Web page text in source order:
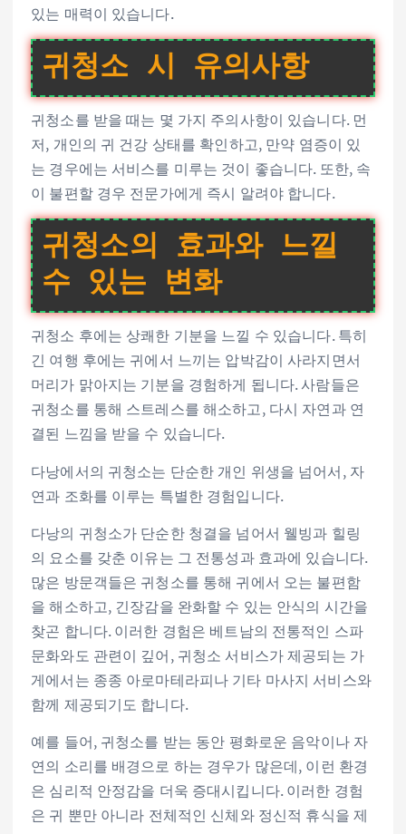
있는 매력이 있습니다.
귀청소 시 유의사항
귀청소를 받을 때는 몇 가지 주의사항이 있습니다. 먼
저, 개인의 귀 건강 상태를 확인하고, 만약 염증이 있
는 경우에는 서비스를 미루는 것이 좋습니다. 또한, 속
이 불편할 경우 전문가에게 즉시 알려야 합니다.
귀청소의 효과와 느낄
수 있는 변화
귀청소 후에는 상쾌한 기분을 느낄 수 있습니다. 특히
긴 여행 후에는 귀에서 느끼는 압박감이 사라지면서
머리가 맑아지는 기분을 경험하게 됩니다. 사람들은
귀청소를 통해 스트레스를 해소하고, 다시 자연과 연
결된 느낌을 받을 수 있습니다.
다낭에서의 귀청소는 단순한 개인 위생을 넘어서, 자
연과 조화를 이루는 특별한 경험입니다.
다낭의 귀청소가 단순한 청결을 넘어서 웰빙과 힐링
의 요소를 갖춘 이유는 그 전통성과 효과에 있습니다.
많은 방문객들은 귀청소를 통해 귀에서 오는 불편함
을 해소하고, 긴장감을 완화할 수 있는 안식의 시간을
찾곤 합니다. 이러한 경험은 베트남의 전통적인 스파
문화와도 관련이 깊어, 귀청소 서비스가 제공되는 가
게에서는 종종 아로마테라피나 기타 마사지 서비스와
함께 제공되기도 합니다.
예를 들어, 귀청소를 받는 동안 평화로운 음악이나 자
연의 소리를 배경으로 하는 경우가 많은데, 이런 환경
은 심리적 안정감을 더욱 증대시킵니다. 이러한 경험
은 귀 뿐만 아니라 전체적인 신체와 정신적 휴식을 제